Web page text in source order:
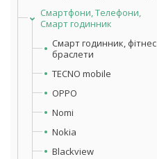
Смартфони, Телефони,
Смарт годинник
Смарт годинник, фітнес
браслети
TECNO mobile
OPPO
Nomi
Nokia
Blackview